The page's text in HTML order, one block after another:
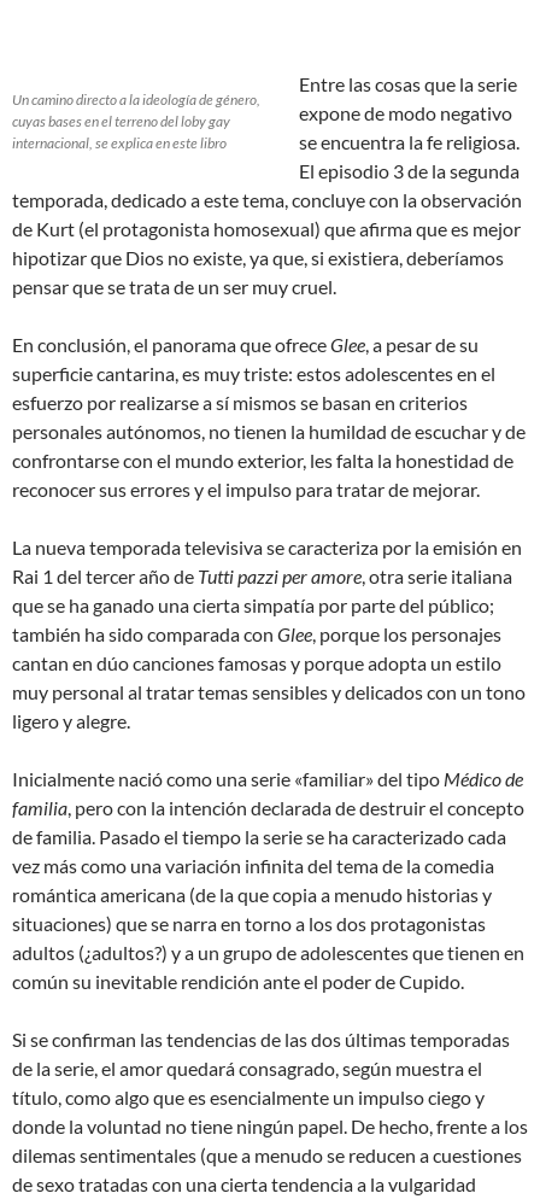
Un camino directo a la ideología de género,
cuyas bases en el terreno del loby gay
internacional, se explica en este libro
Entre las cosas que la serie
expone de modo negativo
se encuentra la fe religiosa.
El episodio 3 de la segunda
temporada, dedicado a este tema, concluye con la observación
de Kurt (el protagonista homosexual) que afirma que es mejor
hipotizar que Dios no existe, ya que, si existiera, deberíamos
pensar que se trata de un ser muy cruel.
En conclusión, el panorama que ofreceGlee, a pesar de su
superficie cantarina, es muy triste: estos adolescentes en el
esfuerzo por realizarse a sí mismos se basan en criterios
personales autónomos, no tienen la humildad de escuchar y de
confrontarse con el mundo exterior, les falta la honestidad de
reconocer sus errores y el impulso para tratar de mejorar.
La nueva temporada televisiva se caracteriza por la emisión en
Rai 1 del tercer año de Tutti pazzi per amore, otra serie italiana
que se ha ganado una cierta simpatía por parte del público;
también ha sido comparada con Glee, porque los personajes
cantan en dúo canciones famosas y porque adopta un estilo
muy personal al tratar temas sensibles y delicados con un tono
ligero y alegre.
Inicialmente nació como una serie «familiar» del tipo Médico de
familia, pero con la intención declarada de destruir el concepto
de familia. Pasado el tiempo la serie se ha caracterizado cada
vez más como una variación infinita del tema de la comedia
romántica americana (de la que copia a menudo historias y
situaciones) que se narra en torno a los dos protagonistas
adultos (¿adultos?) y a un grupo de adolescentes que tienen en
común su inevitable rendición ante el poder de Cupido.
Si se confirman las tendencias de las dos últimas temporadas
de la serie, el amor quedará consagrado, según muestra el
título, como algo que es esencialmente un impulso ciego y
donde la voluntad no tiene ningún papel. De hecho, frente a los
dilemas sentimentales (que a menudo se reducen a cuestiones
de sexo tratadas con una cierta tendencia a la vulgaridad